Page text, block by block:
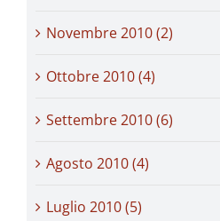
Novembre 2010 (2)
Ottobre 2010 (4)
Settembre 2010 (6)
Agosto 2010 (4)
Luglio 2010 (5)